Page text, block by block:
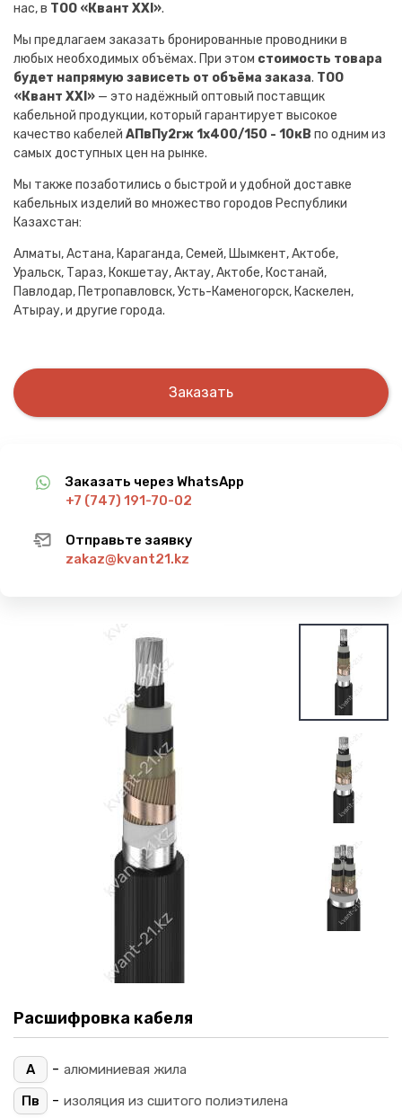
нас, в ТОО «Квант XXI».
Мы предлагаем заказать бронированные проводники в
любых необходимых объёмах. При этом стоимость товара
будет напрямую зависеть от объёма заказа. ТОО
«Квант XXI» — это надёжный оптовый поставщик
кабельной продукции, который гарантирует высокое
качество кабелей АПвПу2гж 1х400/150 - 10кВ по одним из
самых доступных цен на рынке.
Мы также позаботились о быстрой и удобной доставке
кабельных изделий во множество городов Республики
Казахстан:
Алматы, Астана, Караганда, Семей, Шымкент, Актобе,
Уральск, Тараз, Кокшетау, Актау, Актобе, Костанай,
Павлодар, Петропавловск, Усть-Каменогорск, Каскелен,
Атырау, и другие города.
Заказать
Заказать через WhatsApp
+7 (747) 191-70-02
Отправьте заявку
zakaz@kvant21.kz
Расшифровка кабеля
А - алюминиевая жила
Пв
- изоляция из сшитого полиэтилена